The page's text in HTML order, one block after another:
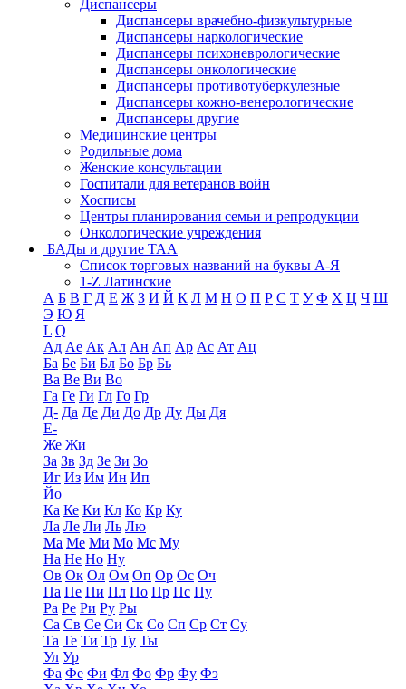
Диспансеры
Диспансеры врачебно-физкультурные
Диспансеры наркологические
Диспансеры психоневрологические
Диспансеры онкологические
Диспансеры противотуберкулезные
Диспансеры кожно-венерологические
Диспансеры другие
Медицинские центры
Родильные дома
Женские консультации
Госпитали для ветеранов войн
Хосписы
Центры планирования семьи и репродукции
Онкологические учреждения
БАДы и другие ТАА
Список торговых названий на буквы А-Я
1-Z Латинские
А Б В Г Д Е Ж З И Й К Л М Н О П Р С Т У Ф Х Ц Ч Ш
Э Ю Я
L Q
Ад Ае Ак Ал Ан Ап Ар Ас Ат Ац
Ба Бе Би Бл Бо Бр Бь
Ва Ве Ви Во
Га Ге Ги Гл Го Гр
Д- Да Де Ди До Др Ду Ды Дя
Е-
Же Жи
За Зв Зд Зе Зи Зо
Иг Из Им Ин Ип
Йо
Ка Ке Ки Кл Ко Кр Ку
Ла Ле Ли Ль Лю
Ма Ме Ми Мо Мс Му
На Не Но Ну
Ов Ок Ол Ом Оп Ор Ос Оч
Па Пе Пи Пл По Пр Пс Пу
Ра Ре Ри Ру Ры
Са Св Се Си Ск Со Сп Ср Ст Су
Та Те Ти Тр Ту Ты
Ул Ур
Фа Фе Фи Фл Фо Фр Фу Фэ